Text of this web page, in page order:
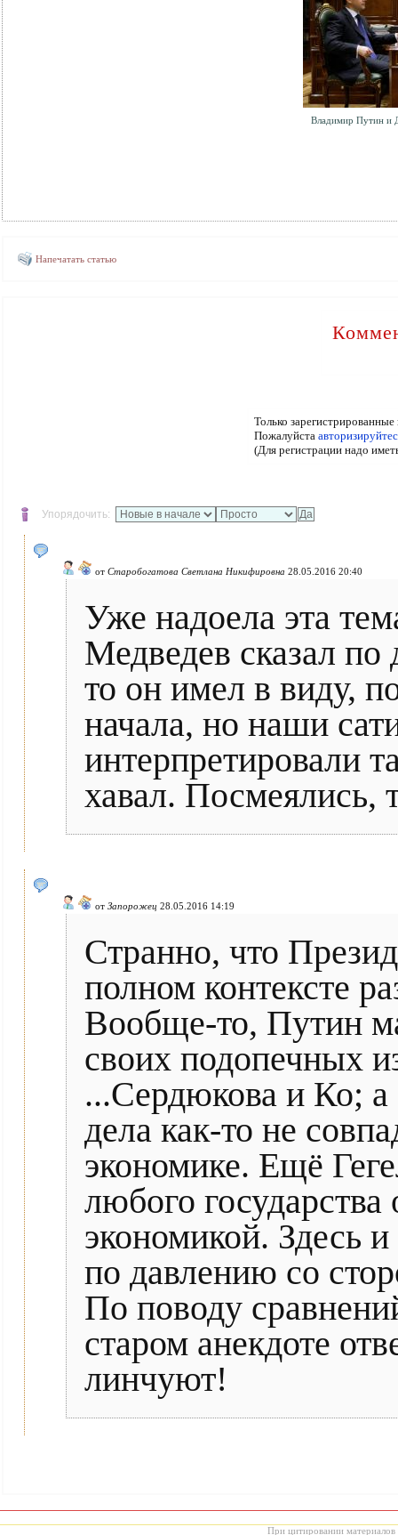
Владимир Путин и
Напечатать статью
Только
Пожалуйста
(Для регистрации надо
Упорядочить:
от Старобогатова Светлана Никифировна 28.05.2016 20:40
Уже надоела эта
Медведев сказал по
то он имел в виду,
начала, но наши
интерпретировали
хавал. Посмеялись,
от Запорожец 28.05.2016 14:19
Странно, что
полном контексте
Вообще-то, Путин
своих подопечных
...Сердюкова и Ко; а
дела как-то не
экономике. Ещё
любого государства
экономикой. Здесь
по давлению со
По поводу
старом анекдоте
линчуют!
При цитировании материалов